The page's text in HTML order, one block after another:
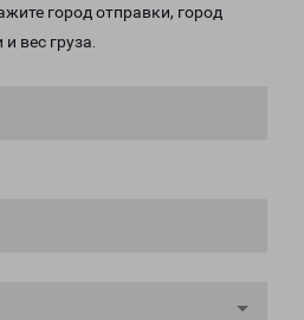
город отправки, город
вес груза.